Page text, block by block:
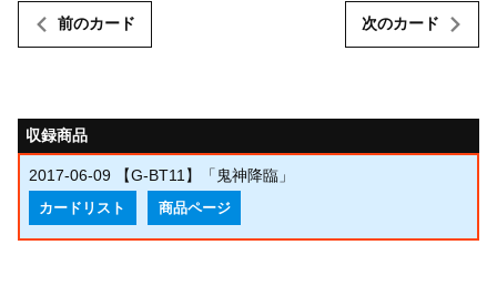
前のカード 次のカード
収録商品
2017-06-09 【G-BT11】「鬼神降臨」
カードリスト 商品ページ